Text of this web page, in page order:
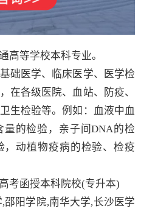
等学校本科专业。
医学、临床医学、医学检
在各级医院、血站、防疫、
生检验等。例如：血液中血
的检验，亲子间DNA的检
动植物疫病的检验、检疫
考函授本科院校(专升本)
阳学院,南华大学,长沙医学